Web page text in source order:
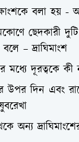
বলা হয় -
ছেদকারী
– দ্রাঘিমাংশ
মধ্যে দূরত্বকে
উপর দিন এবং
অন্য